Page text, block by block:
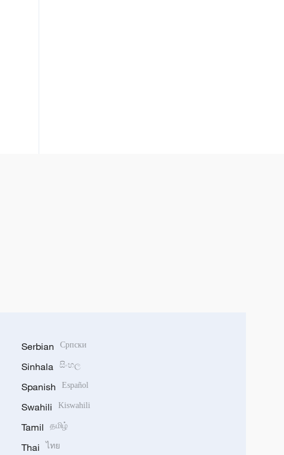
Serbian Српски
Sinhala සිංහල
Spanish Español
Swahili Kiswahili
Tamil தமிழ்
Thai ไทย